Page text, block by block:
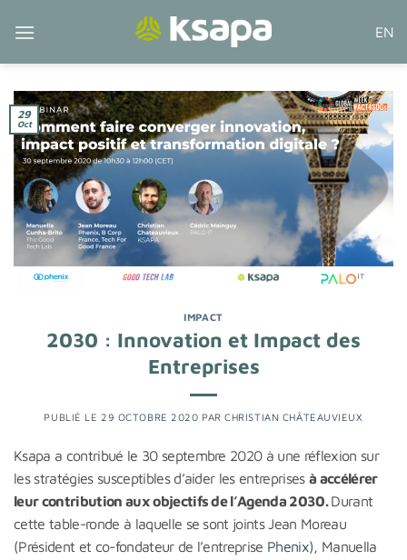
EN
29
Oct
IMPACT
2030 : Innovation et Impact des
Entreprises
PUBLIÉ LE 29 OCTOBRE 2020 PARCHRISTIAN CHÂTEAUVIEUX
Ksapa a contribué le 30 septembre 2020 à une réflexion sur
les stratégies susceptibles d’aider les entreprisesà accélérer
leur contribution aux objectifs de l’Agenda 2030.Durant
cette table-ronde à laquelle se sont joints Jean Moreau
(Président et co-fondateur de l’entreprise Phenix), Manuella